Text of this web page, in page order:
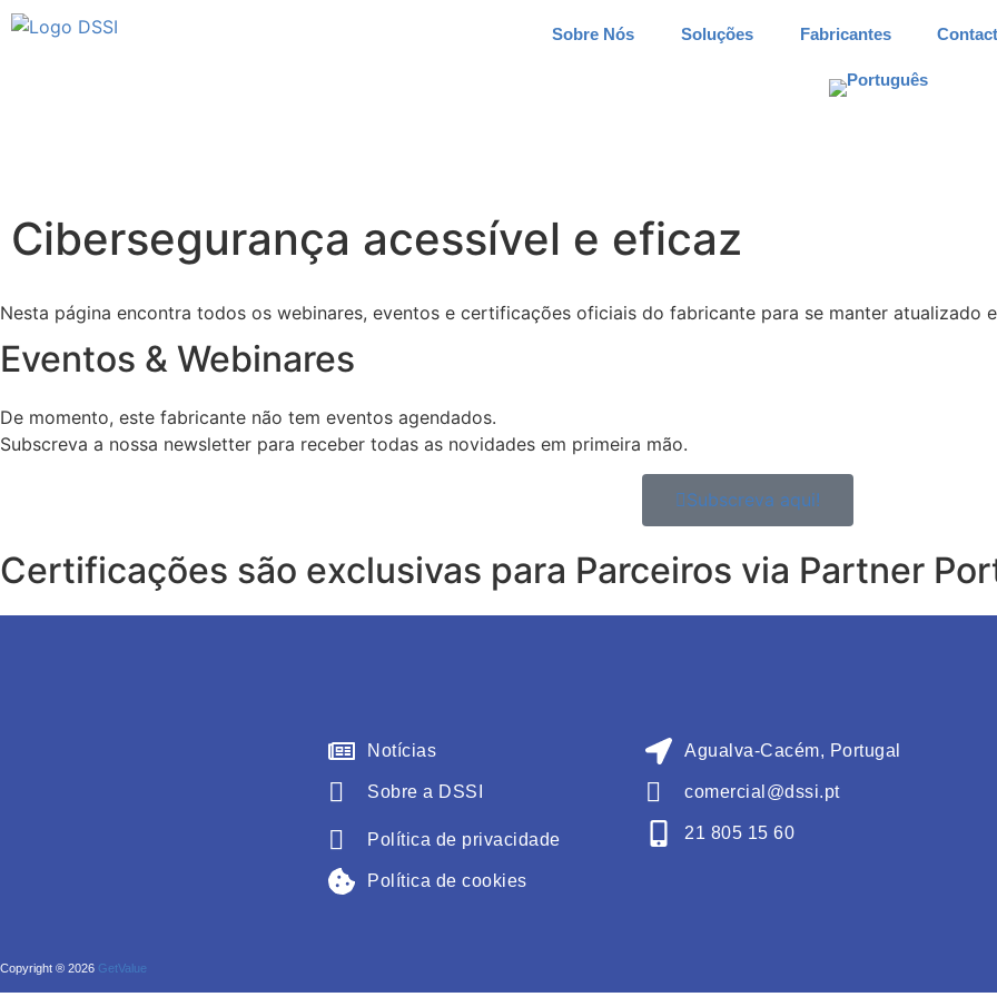
Sobre Nós Soluções Fabricantes
Cibersegurança acessível e eficaz
Nesta página encontra todos os webinares, eventos e certificações oficiais do fabricante para se manter atualizado
Eventos & Webinares
De momento, este fabricante não tem eventos agendados.
Subscreva a nossa newsletter para receber todas as novidades em primeira mão.
Subscreva aqui!
Certificações são exclusivas para Parceiros via Partner
Notícias
Sobre a DSSI
Política de privacidade
Política de cookies
Agualva-Cacém, Portugal
comercial@dssi.pt
21 805 15 60
Copyright ® 2026 GetValue